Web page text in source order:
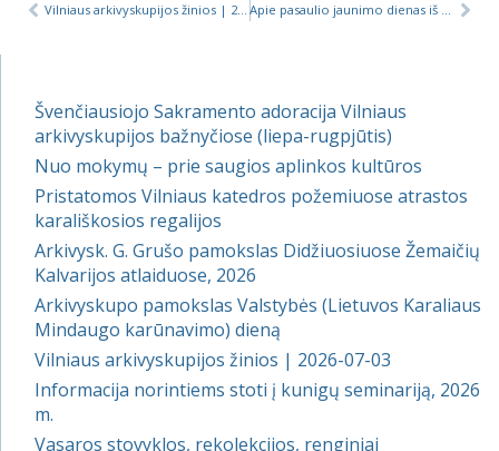
Vilniaus arkivyskupijos žinios | 2019-02-14 Apie pasaulio jaunimo dienas iš pirmų lūpų: susitikimas su piligrimais
Švenčiausiojo Sakramento adoracija Vilniaus
arkivyskupijos bažnyčiose (liepa-rugpjūtis)
Nuo mokymų – prie saugios aplinkos kultūros
Pristatomos Vilniaus katedros požemiuose atrastos
karališkosios regalijos
Arkivysk. G. Grušo pamokslas Didžiuosiuose Žemaičių
Kalvarijos atlaiduose, 2026
Arkivyskupo pamokslas Valstybės (Lietuvos Karaliaus
Mindaugo karūnavimo) dieną
Vilniaus arkivyskupijos žinios | 2026-07-03
Informacija norintiems stoti į kunigų seminariją, 2026
m.
Vasaros stovyklos, rekolekcijos, renginiai